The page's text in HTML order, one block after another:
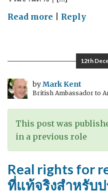
Read more on
2557
Reply
12th
byMark Kent
British Ambassador to
This post was
in a previous role
Real rights for
ที่แท้จริงสำหรับ